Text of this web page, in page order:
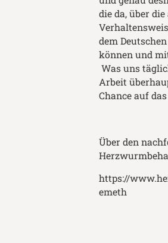
die da, über
dem
können und
Was uns
Arbeit
Chance auf
‍Über den
https://
emeth